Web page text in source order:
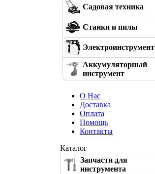
Садовая техника
Станки и пилы
Электроинструмент
Аккумуляторный
инструмент
О Нас
Доставка
Оплата
Помощь
Контакты
Каталог
Запчасти для
инструмента